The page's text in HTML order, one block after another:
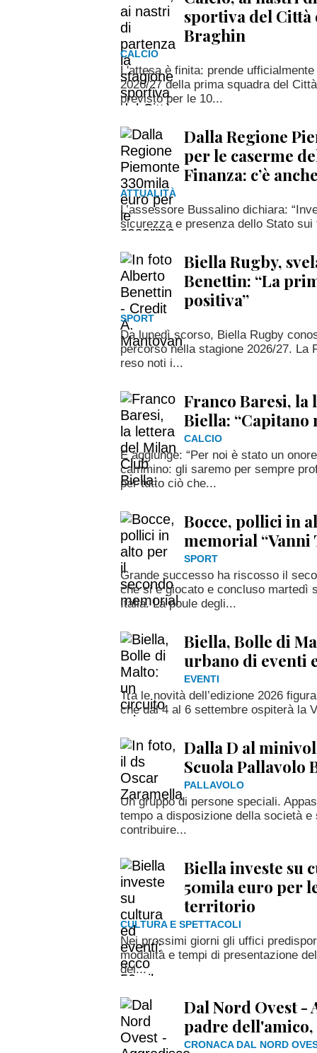
sportiva del Città
Braghin
CALCIO
L'attesa è finita: prende
2026/27 della prima squadra del
previsto per le 10...
Dalla Regione
per le caserme
Finanza: c’è
ATTUALITÀ
L’assessore Bussalino dichiara:
sicurezza e presenza dello Stato sui
Biella Rugby,
Benettin: “La
positiva”
SPORT
Da lunedì scorso, Biella Rugby
percorso nella stagione 2026/27. La
reso noti i...
Franco Baresi,
Biella: “Capitano
CALCIO
E aggiunge: “Per noi è stato un
cammino: gli saremo per sempre
per tutto ciò che...
Bocce, pollici in
memorial “Vanni
SPORT
Grande successo ha riscosso il
che si è giocato e concluso martedì
Italia. La poule degli...
Biella, Bolle di
urbano di eventi
EVENTI
Tra le novità dell’edizione 2026
che dal 4 al 6 settembre ospiterà la
Dalla D al
Scuola Pallavolo
PALLAVOLO
Un gruppo di persone speciali.
tempo a disposizione della società
contribuire...
Biella investe su
50mila euro per
territorio
CULTURA E SPETTACOLI
Nei prossimi giorni gli uffici
modalità e tempi di presentazione
dei...
Dal Nord Ovest -
padre dell'amico,
CRONACA DAL NORD